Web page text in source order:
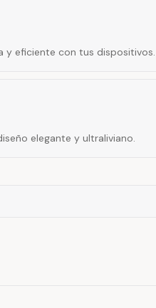
y eficiente con tus dispositivos.
elegante y ultraliviano.